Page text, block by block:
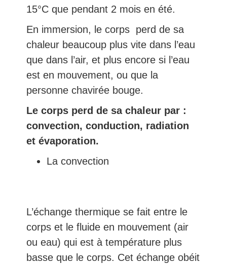
15°C que pendant 2 mois en été.
En immersion, le corps perd de sa
chaleur beaucoup plus vite dans l’eau
que dans l’air, et plus encore si l’eau
est en mouvement, ou que la
personne chavirée bouge.
Le corps perd de sa chaleur par :
convection, conduction, radiation
et évaporation.
La convection
L’échange thermique se fait entre le
corps et le fluide en mouvement (air
ou eau) qui est à température plus
basse que le corps. Cet échange obéit